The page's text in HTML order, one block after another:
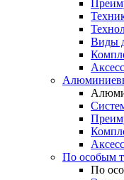
Виды
По особым
По